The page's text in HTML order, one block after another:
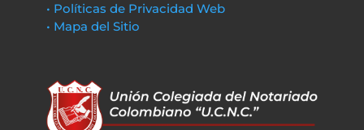
• Políticas de Privacidad Web
• Mapa del Sitio